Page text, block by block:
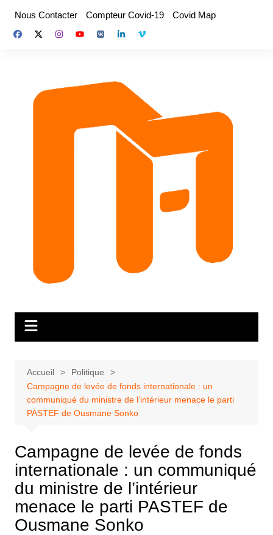
contenu
Nous Contacter Compteur Covid-19 Covid Map
Accueil
Politique
Campagne de levée de fonds internationale : un
communiqué du ministre de l’intérieur menace le parti
PASTEF de Ousmane Sonko
Campagne de levée de fonds
internationale : un communiqué
du ministre de l’intérieur
menace le parti PASTEF de
Ousmane Sonko